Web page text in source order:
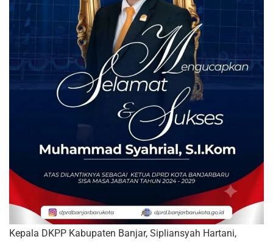
Kepala DKPP Kabupaten Banjar, Sipliansyah Hartani,